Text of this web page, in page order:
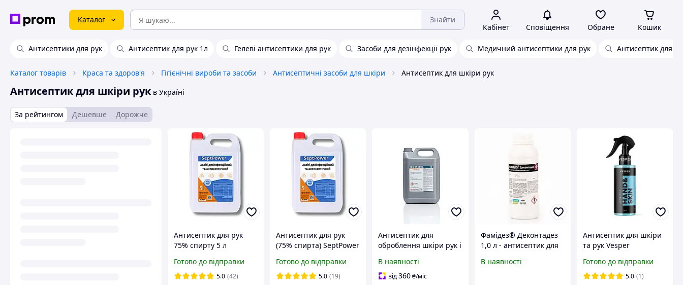
Каталог Знайти
Кабінет Сповіщення Обране Кошик
Антисептики для рук Антисептик для рук 1л Гелеві антисептики для рук Засоби для дезінфекції рук Медичний антисептики для рук Антисептик для
Каталог товарів Краса та здоров'я Гігієнічні вироби та засоби Антисептичні засоби для шкіри Антисептик для шкіри рук
Антисептик для шкіри рук в Україні
За рейтингом Дешевше Дорожче
Антисептик для рук
75% спирту 5 л
Готово до відправки
5.0 (42)
Антисептик для рук
(75% спирта) SeptPower
Готово до відправки
5.0 (19)
Антисептик для
оброблення шкіри рук і
поверхонь НЕОСТЕРИЛ
(безбарвний) каністра
В наявності
від360₴/міс
Фамідез® Деконтадез
1,0 л - антисептик для
В наявності
Антисептик для шкіри
та рук Vesper
Готово до відправки
5.0 (1)